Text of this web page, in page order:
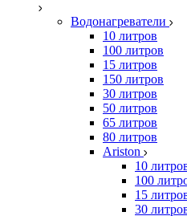
Водонагреватели
10 литров
100 литров
15 литров
150 литров
30 литров
50 литров
65 литров
80 литров
Ariston
10
100
15
30